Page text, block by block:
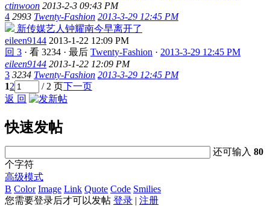
ctinwoon 2013-2-3 09:43 PM
4 2993 Twenty-Fashion 2013-3-29 12:45 PM
新传媒艺人钟耀南今早离开了
eileen9144 2013-1-22 12:09 PM
回 3 · 看 3234 · 最后 Twenty-Fashion · 2013-3-29 12:45 PM
eileen9144 2013-1-22 12:09 PM
3 3234 Twenty-Fashion 2013-3-29 12:45 PM
12 / 2 页下一页
返 回
快速发帖
还可输入80
个字符
高级模式
B Color Image Link Quote Code Smilies
您需要登录后才可以发帖 登录 | 注册